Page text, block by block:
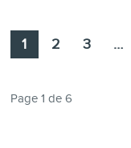
Page
1 Page
2 Page
3 …
Page 1 de 6